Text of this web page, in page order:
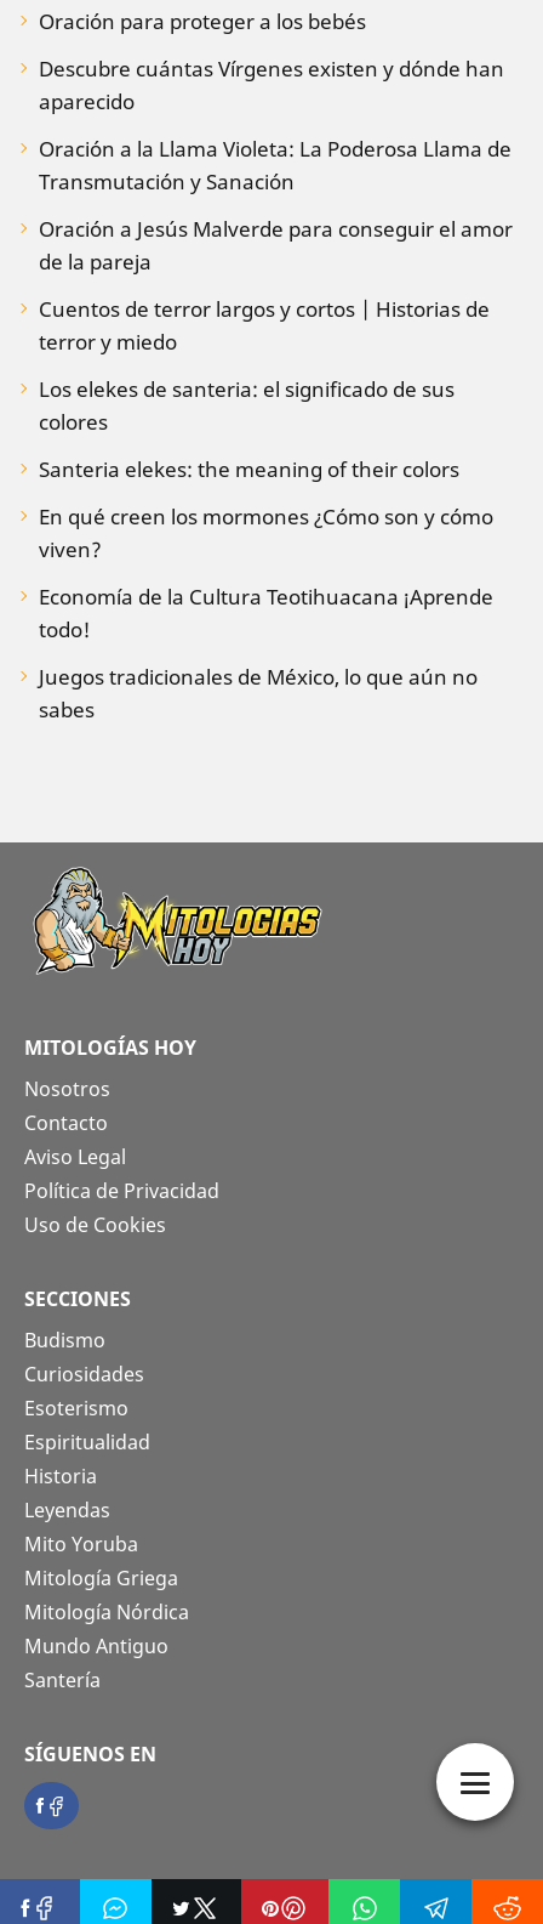
Oración para proteger a los bebés
Descubre cuántas Vírgenes existen y dónde han
aparecido
Oración a la Llama Violeta: La Poderosa Llama de
Transmutación y Sanación
Oración a Jesús Malverde para conseguir el amor
de la pareja
Cuentos de terror largos y cortos | Historias de
terror y miedo
Los elekes de santeria: el significado de sus
colores
Santeria elekes: the meaning of their colors
En qué creen los mormones ¿Cómo son y cómo
viven?
Economía de la Cultura Teotihuacana ¡Aprende
todo!
Juegos tradicionales de México, lo que aún no
sabes
MITOLOGÍAS HOY
Nosotros
Contacto
Aviso Legal
Política de Privacidad
Uso de Cookies
SECCIONES
Budismo
Curiosidades
Esoterismo
Espiritualidad
Historia
Leyendas
Mito Yoruba
Mitología Griega
Mitología Nórdica
Mundo Antiguo
Santería
SÍGUENOS EN